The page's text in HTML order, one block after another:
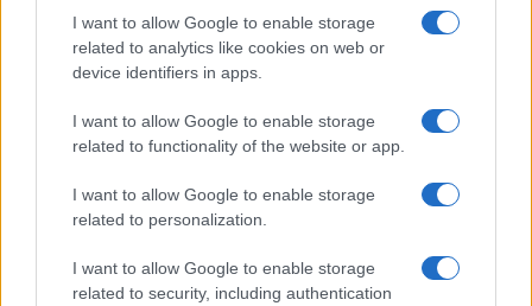
I want to allow Google to enable storage
related to analytics like cookies on web or
device identifiers in apps.
I want to allow Google to enable storage
related to functionality of the website or app.
I want to allow Google to enable storage
related to personalization.
I want to allow Google to enable storage
related to security, including authentication
FibSwap DEX $0.0085
(KPK ETH PRIME)